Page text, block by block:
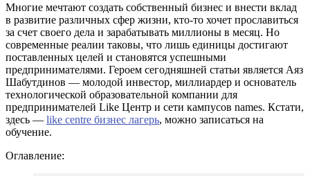
Многие мечтают создать собственный бизнес и внести вклад
в развитие различных сфер жизни, кто-то хочет прославиться
за счет своего дела и зарабатывать миллионы в месяц. Но
современные реалии таковы, что лишь единицы достигают
поставленных целей и становятся успешными
предпринимателями. Героем сегодняшней статьи является Аяз
Шабутдинов — молодой инвестор, миллиардер и основатель
технологической образовательной компании для
предпринимателей Like Центр и сети кампусов names. Кстати,
здесь — like centre бизнес лагерь, можно записаться на
обучение.
Оглавление: